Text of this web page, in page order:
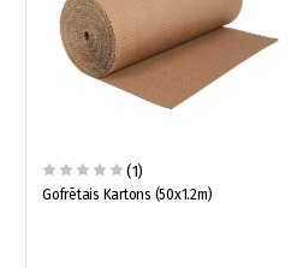
(1)
Gofrētais Kartons (50x1.2m)